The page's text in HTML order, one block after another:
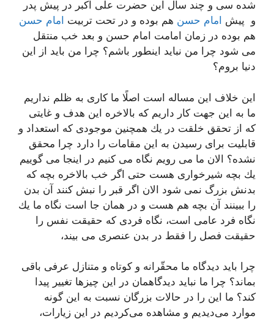
شده سی و چند سال این حضرت علی اكبر در پیش پدر
و پیش امام حسن هم بوده و در تحت تربیت امام حسن
هم بوده در زمان امامت امام حسن و بعد خب منتقل
می شود چرا من نباید اینطور باشم؟ چرا من باید از این
دنیا بروم؟
این خلاف این مساله است اصلًا ما كاری به ظلم نداریم
ما به این جهت كار داریم كه بالاخره این هدف و غایتی
كه از تحقق خلقت در یك همچنین موجودی كه استعداد و
قابلیت برای رسیدن به این مقامات را دارد چرا محقق
نشده؟ الان ما می رویم نگاه می كنیم در اینجا می گوییم
یك بچه شیرخواری هست حتی اگر خب بالاخره بچه كه
بدنش بزرگ نمی شود الان اگر قبر را نبش كنند آن بدن
را ببینند آن بچه هم هست و در همان جا است نگاه ما یك
نگاه فرد عامی است، نگاه فردی كه حقیقت نفس را
حقیقت فصل را فقط در بدن عنصری می بیند،
چرا باید دیدگاه ما محقّرانه و كوتاه و متنازل عرفی باقی
بماند؟ چرا ما نباید دیدگاهمان در این چیزها تغییر پیدا
كند؟ ما این را در حالات بزرگان نسبت به این گونه
موارد می‌دیدیم و مشاهده می‌كردیم در این زیارات،